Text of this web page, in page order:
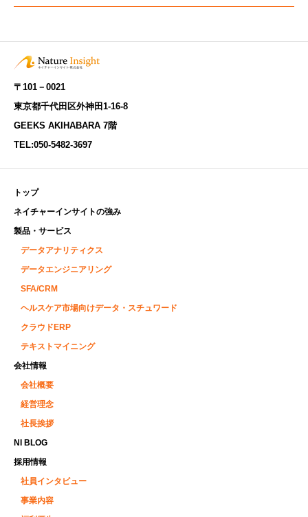
〒101－0021
東京都千代田区外神田1-16-8
GEEKS AKIHABARA 7階
TEL:050-5482-3697
トップ
ネイチャーインサイトの強み
製品・サービス
データアナリティクス
データエンジニアリング
SFA/CRM
ヘルスケア市場向けデータ・スチュワード
クラウドERP
テキストマイニング
会社情報
会社概要
経営理念
社長挨拶
NI BLOG
採用情報
社員インタビュー
事業内容